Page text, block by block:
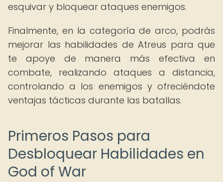
esquivar y bloquear ataques enemigos.
Finalmente, en la categoría de arco, podrás
mejorar las habilidades de Atreus para que
te apoye de manera más efectiva en
combate, realizando ataques a distancia,
controlando a los enemigos y ofreciéndote
ventajas tácticas durante las batallas.
Primeros Pasos para
Desbloquear Habilidades en
God of War